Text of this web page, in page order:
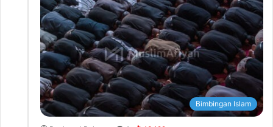
Bimbingan Islam